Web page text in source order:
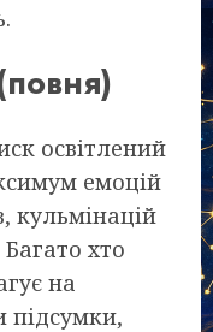
освітлений
емоцій
кульмінацій
хто
на
підсумки,